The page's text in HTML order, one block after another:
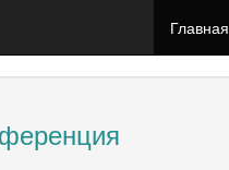
Главная